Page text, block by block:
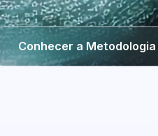
Conhecer a Metodologia